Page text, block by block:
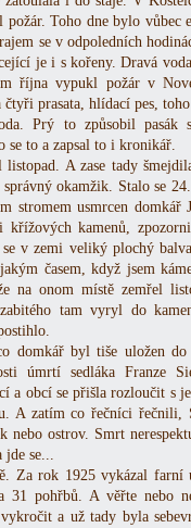
požár. Toho dne bylo vůbec
se v odpoledních
je i s kořeny. Dravá
října vypukl požár v
čtyři prasata, hlídací pes,
Prý to způsobil pasák
se to a zapsal to i kronikář.
listopad. A zase tady
správný okamžik. Stalo se
stromem usmrcen
křížových kamenů,
se v zemi veliký plochý
časem, když jsem
na onom místě zemřel
tam vyryl do
domkář byl tiše uložen
úmrtí sedláka Franze
a obcí se přišla rozloučit s
A zatím co řečníci řečnili,
nebo ostrov. Smrt
jde se...
Za rok 1925 vykázal farní
31 pohřbů. A věřte nebo
a už tady byla